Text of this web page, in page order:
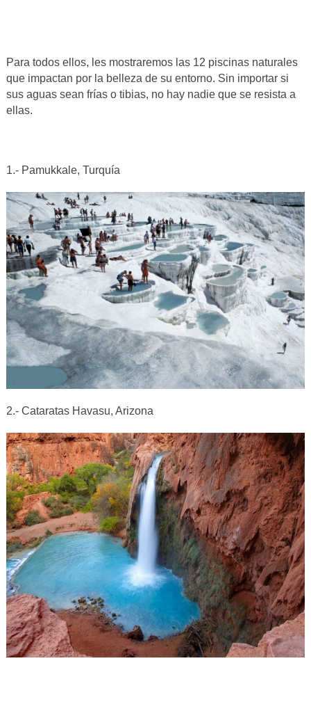
Para todos ellos, les mostraremos las 12 piscinas naturales
que impactan por la belleza de su entorno. Sin importar si
sus aguas sean frías o tibias, no hay nadie que se resista a
ellas.
1.- Pamukkale, Turquía
2.- Cataratas Havasu, Arizona